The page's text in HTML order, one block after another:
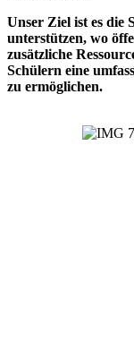
Unser Ziel ist es die
unterstützen, wo
zusätzliche
Schülern eine
zu ermöglichen.